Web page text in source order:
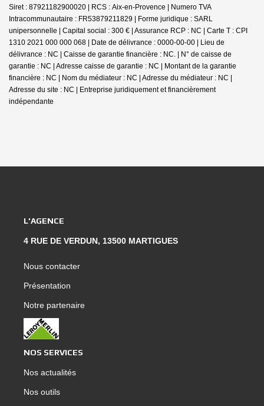
Siret : 87921182900020 | RCS : Aix-en-Provence | Numero TVA
Intracommunautaire : FR53879211829 | Forme juridique : SARL
unipersonnelle | Capital social : 300 € | Assurance RCP : NC | Carte T : CPI
1310 2021 000 000 068 | Date de délivrance : 0000-00-00 | Lieu de
délivrance : NC | Caisse de garantie financière : NC. | N° de caisse de
garantie : NC | Adresse caisse de garantie : NC | Montant de la garantie
financière : NC | Nom du médiateur : NC | Adresse du médiateur : NC |
Adresse du site : NC | Entreprise juridiquement et financièrement
indépendante
L'AGENCE
4 RUE DE VERDUN, 13500 MARTIGUES
Nous contacter
Présentation
Notre partenaire
NOS SERVICES
Nos actualités
Nos outils